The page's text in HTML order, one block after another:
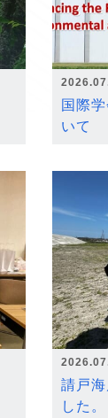
国際
いて
請戸
した。